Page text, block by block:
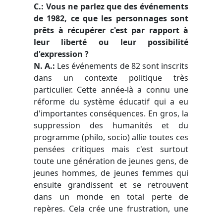
C.: Vous ne parlez que des événements
de 1982, ce que les personnages sont
prêts à récupérer c'est par rapport à
leur liberté ou leur possibilité
d'expression ?
N. A.: Les événements de 82 sont inscrits
dans un contexte politique très
particulier. Cette année-là a connu une
réforme du système éducatif qui a eu
d'importantes conséquences. En gros, la
suppression des humanités et du
programme (philo, socio) allie toutes ces
pensées critiques mais c'est surtout
toute une génération de jeunes gens, de
jeunes hommes, de jeunes femmes qui
ensuite grandissent et se retrouvent
dans un monde en total perte de
repères. Cela crée une frustration, une